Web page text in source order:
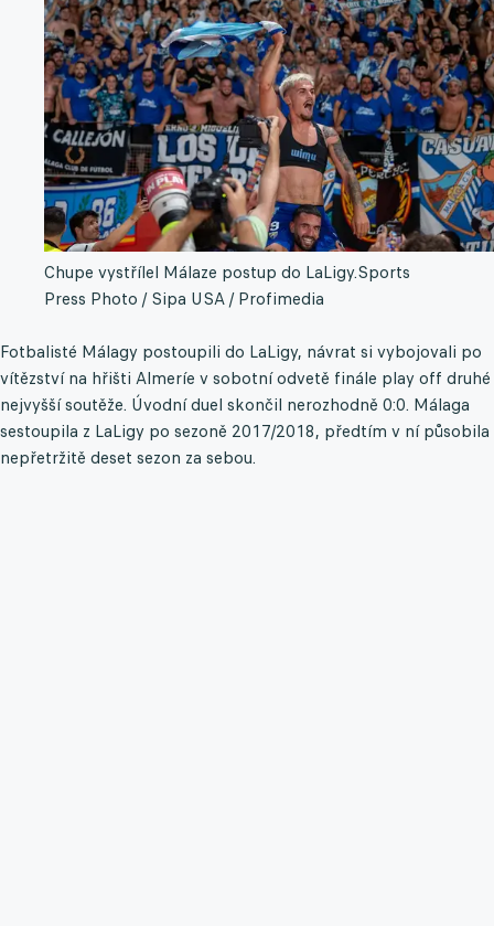
Chupe vystřílel Málaze postup do LaLigy.Sports
Press Photo / Sipa USA / Profimedia
Fotbalisté Málagy postoupili do LaLigy, návrat si vybojovali po
vítězství na hřišti Almeríe v sobotní odvetě finále play off druhé
nejvyšší soutěže. Úvodní duel skončil nerozhodně 0:0. Málaga
sestoupila z LaLigy po sezoně 2017/2018, předtím v ní působila
nepřetržitě deset sezon za sebou.